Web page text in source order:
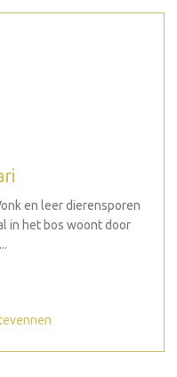
en leer dierensporen
in het bos woont door